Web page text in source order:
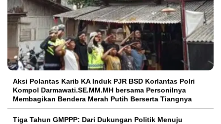
Aksi Polantas Karib KA Induk PJR BSD Korlantas Polri
Kompol Darmawati.SE.MM.MH bersama Personilnya
Membagikan Bendera Merah Putih Berserta Tiangnya
Tiga Tahun GMPPP: Dari Dukungan Politik Menuju